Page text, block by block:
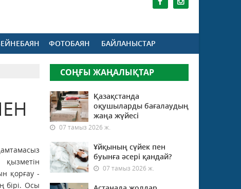
ФОТОБАЯН БАЙЛАНЫСТАР
қызметін
қорғау -
бірі. Осы
СОҢҒЫ ЖАҢАЛЫҚТАР
Қазақстанда
оқушыларды бағалаудың
жаңа жүйесі
07 тамыз 2026 ж.
Ұйқының сүйек пен
буынға әсері қандай?
07 тамыз 2026 ж.